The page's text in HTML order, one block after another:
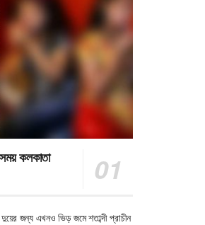
কলকাতা
জন্য এখনও ভিড় জমে শতাব্দী প্রাচীন